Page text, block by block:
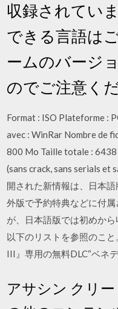
収録されてい
できる言語は
ームのバージ
のでご注意くだ
Format : ISO Plateforme :
avec : WinRar Nombre de
800 Mo Taille totale :
(sans crack, sans serials
開された新情報は、日本
外版で予約特典などに付
が、日本語版では初めから
以下のリストを参照のこ
III』専用の無料DLC“ベネ
アサシン クリ